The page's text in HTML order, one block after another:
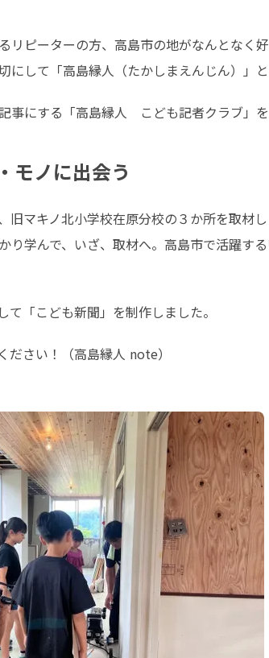
ピーターの方、高島市の地がなんとなく
して「高島縁人（たかしまえんじん）」と
にする「高島縁人　こども記者クラブ」を
モノに出会う
マキノ北小学校在原分校の３か所を取材し
学んで、いざ、取材へ。高島市で活躍す
「こども新聞」を制作しました。